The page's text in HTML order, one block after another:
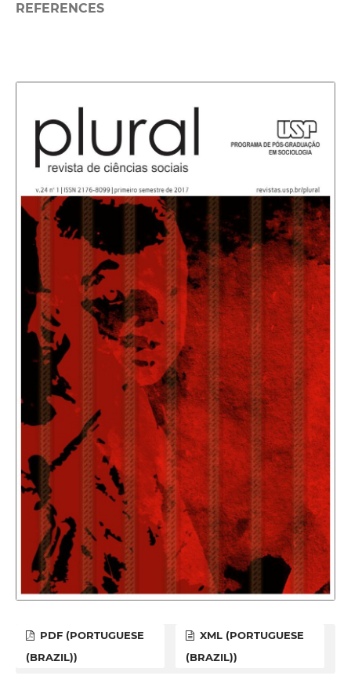
REFERENCES
PDF (PORTUGUESE
(BRAZIL))
XML (PORTUGUESE
(BRAZIL))